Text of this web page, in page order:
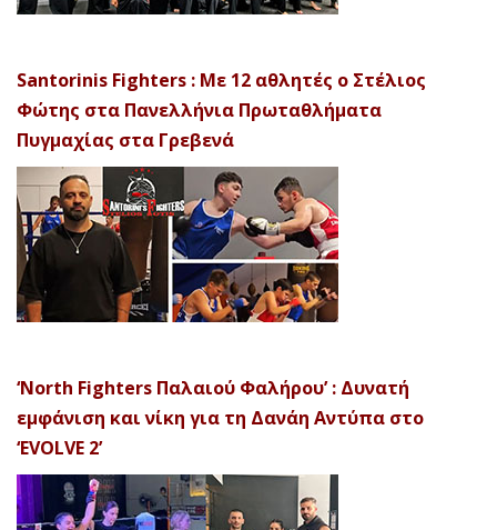
Santorinis Fighters : Με 12 αθλητές ο Στέλιος
Φώτης στα Πανελλήνια Πρωταθλήματα
Πυγμαχίας στα Γρεβενά
‘North Fighters Παλαιού Φαλήρου’ : Δυνατή
εμφάνιση και νίκη για τη Δανάη Αντύπα στο
‘EVOLVE 2’